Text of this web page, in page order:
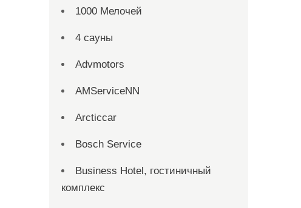
1000 Мелочей
4 сауны
Advmotors
AMServiceNN
Arcticcar
Bosch Service
Business Hotel, гостиничный
комплекс